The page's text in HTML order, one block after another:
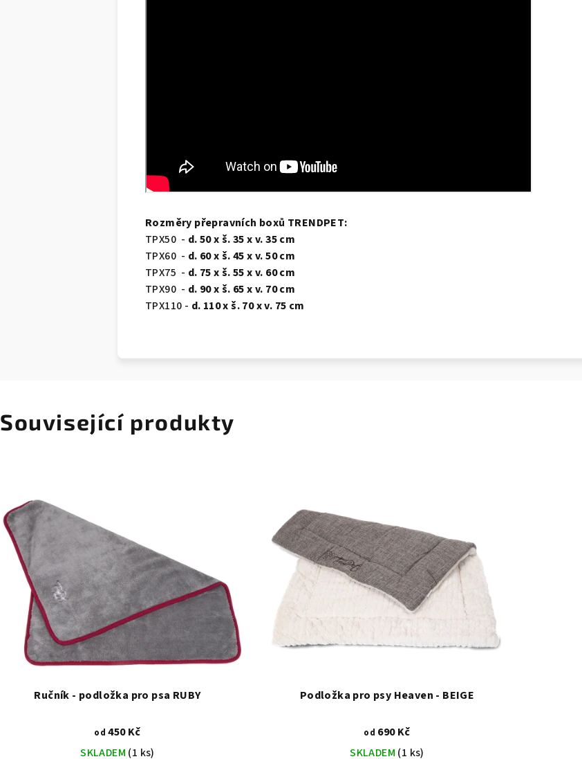
Rozměry přepravních boxů TRENDPET:
TPX50 - d. 50 x š. 35 x v. 35 cm
TPX60 - d. 60 x š. 45 x v. 50 cm
TPX75 - d. 75 x š. 55 x v. 60 cm
TPX90 - d. 90 x š. 65 x v. 70 cm
TPX110 - d. 110 x š. 70 x v. 75 cm
Související produkty
Ručník - podložka pro psa RUBY
od 450 Kč
SKLADEM (1 ks)
Podložka pro psy Heaven - BEIGE
od 690 Kč
SKLADEM (1 ks)